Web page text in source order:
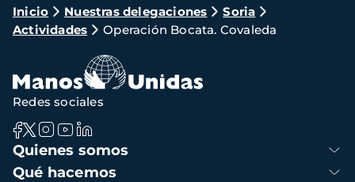
Ruta
de
navegación
Inicio Nuestras delegaciones
Soria
Actividades
Operación Bocata. Covaleda
Navegación
principal
Quienes somos
Qué hacemos
Redes sociales